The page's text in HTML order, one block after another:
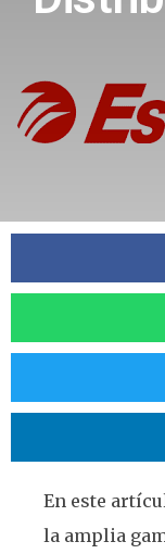
En este
la amplia